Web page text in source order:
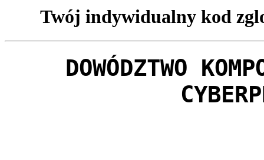
Twój indywidualny kod
DOWÓDZTWO